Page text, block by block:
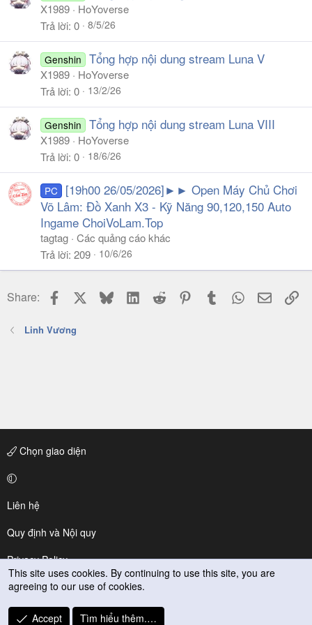
X1989
HoYoverse
Trả lời 0 8/5/26
Genshin Tổng hợp nội dung stream Luna V
X1989
HoYoverse
Trả lời 0 13/2/26
Genshin Tổng hợp nội dung stream Luna VIII
X1989
HoYoverse
Trả lời 0 18/6/26
PC
[19h00 26/05/2026]►► Open Máy Chủ Chơi
Võ Lâm: Đồ Xanh X3 - Kỹ Năng 90,120,150 Auto
Ingame ChoiVoLam.Top
tagtag Các quảng cáo khác
Trả lời 209 10/6/26
Share: Facebook BlueskyLinkedIn
Reddit PinterestTumblr WhatsApp
Email
Linh Vương
Chọn giao diện
Liên hệ
Quy định và Nội quy
Privacy Policy
Trợ giúp
R
This site uses cookies. By continuing to use this site, you are
agreeing to our use of cookies.
Accept Tìm hiểu thêm.…